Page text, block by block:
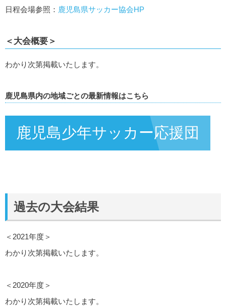
日程会場参照： 鹿児島県サッカー協会HP
＜大会概要＞
わかり次第掲載いたします。
鹿児島県内の地域ごとの最新情報はこちら
鹿児島少年サッカー応援団
過去の大会結果
＜2021年度＞
わかり次第掲載いたします。
＜2020年度＞
わかり次第掲載いたします。